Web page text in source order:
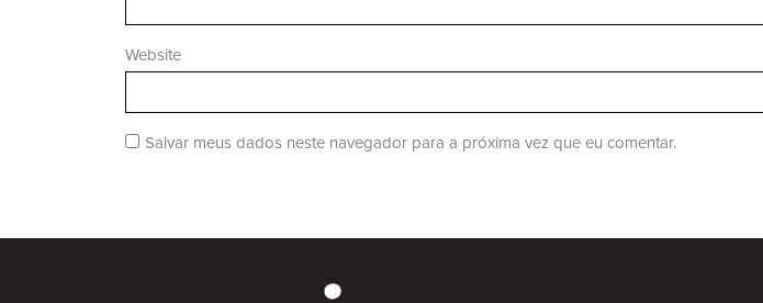
Website
Salvar meus dados neste navegador para a próxima vez que eu comentar.